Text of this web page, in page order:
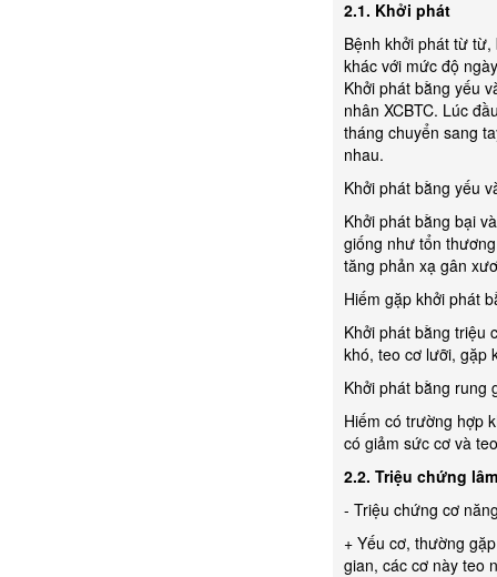
2.1. Khởi phát
Bệnh khởi phát từ
khác với mức độ
Khởi phát bằng yếu
nhân XCBTC. Lúc
tháng chuyển sang
nhau.
Khởi phát bằng yếu
Khởi phát bằng bại
giống như tổn
tăng phản xạ gân
Hiếm gặp khởi phát
Khởi phát bằng triệu
khó, teo cơ lưỡi, gặp
Khởi phát bằng rung
Hiếm có trường hợp
có giảm sức cơ và
2.2. Triệu chứng
- Triệu chứng cơ
+ Yếu cơ, thường
gian, các cơ này teo